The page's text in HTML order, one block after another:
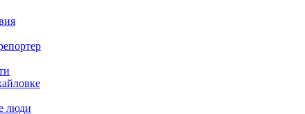
люди